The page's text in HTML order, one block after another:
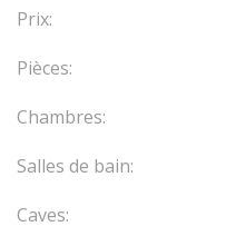
Prix:
Pièces:
Chambres:
Salles de bain:
Caves: